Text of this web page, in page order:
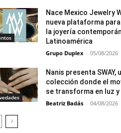
Nace Mexico Jewelry
nueva plataforma
la joyería
Latinoamérica
Grupo Duplex - 05/08/2026
Nanis presenta SWAY,
colección donde el
se transforma en luz
Beatriz Badás - 04/08/2026